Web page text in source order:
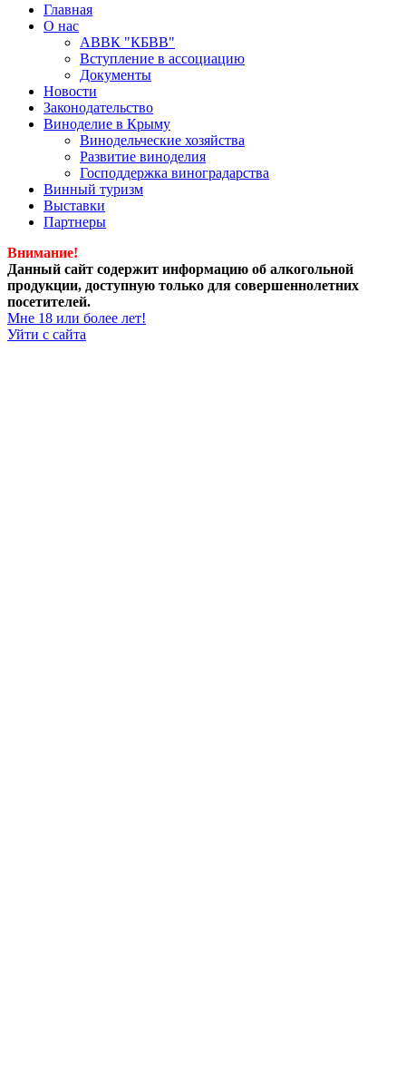
Главная
О нас
АВВК "КБВВ"
Вступление в ассоциацию
Документы
Новости
Законодательство
Виноделие в Крыму
Винодельческие хозяйства
Развитие виноделия
Господдержка виноградарства
Винный туризм
Выставки
Партнеры
Внимание!
Данный сайт содержит информацию об алкогольной
продукции, доступную только для совершеннолетних
посетителей.
Мне 18 или более лет!
Уйти с сайта